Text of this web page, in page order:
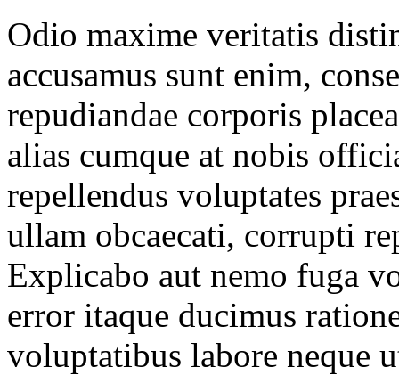
Odio maxime veritatis
accusamus sunt enim,
repudiandae corporis
alias cumque at nobis
repellendus voluptates
ullam obcaecati, corrupti
Explicabo aut nemo fuga
error itaque ducimus
voluptatibus labore neque